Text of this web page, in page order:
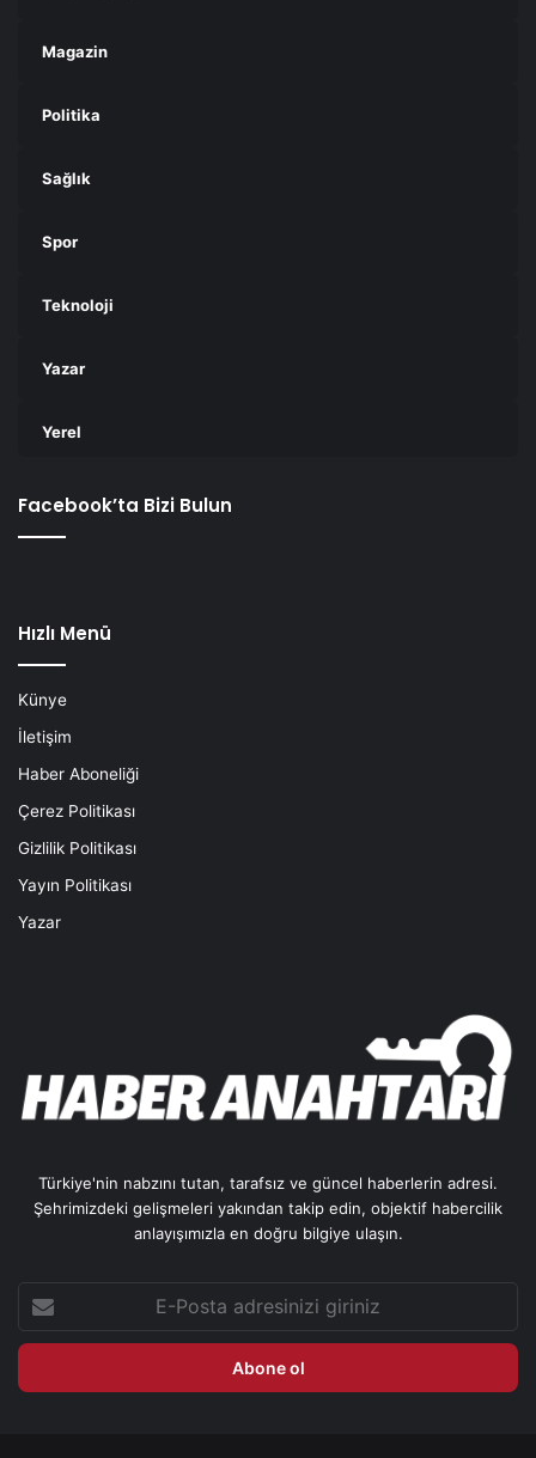
Magazin
Politika
Sağlık
Spor
Teknoloji
Yazar
Yerel
Facebook’ta Bizi Bulun
Hızlı Menü
Künye
İletişim
Haber Aboneliği
Çerez Politikası
Gizlilik Politikası
Yayın Politikası
Yazar
Türkiye'nin nabzını tutan, tarafsız ve güncel haberlerin adresi.
Şehrimizdeki gelişmeleri yakından takip edin, objektif habercilik
anlayışımızla en doğru bilgiye ulaşın.
Posta
adresinizi